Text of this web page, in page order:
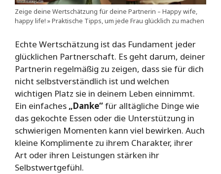
Zeige deine Wertschätzung für deine Partnerin – Happy wife,
happy life! » Praktische Tipps, um jede Frau glücklich zu machen
Echte Wertschätzung ist das Fundament jeder
glücklichen Partnerschaft. Es geht darum, deiner
Partnerin regelmäßig zu zeigen, dass sie für dich
nicht selbstverständlich ist und welchen
wichtigen Platz sie in deinem Leben einnimmt.
Ein einfaches „Danke“für alltägliche Dinge wie
das gekochte Essen oder die Unterstützung in
schwierigen Momenten kann viel bewirken. Auch
kleine Komplimente zu ihrem Charakter, ihrer
Art oder ihren Leistungen stärken ihr
Selbstwertgefühl.